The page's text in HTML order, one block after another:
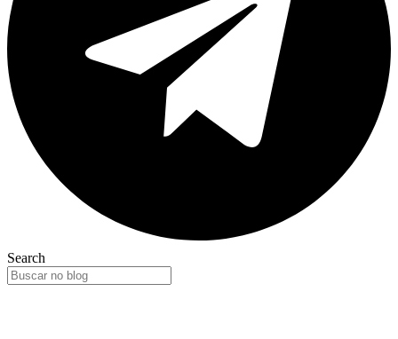
Search